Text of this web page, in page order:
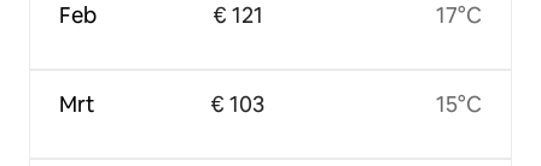
Feb
Mrt
€ 121
€ 103
17°C
15°C